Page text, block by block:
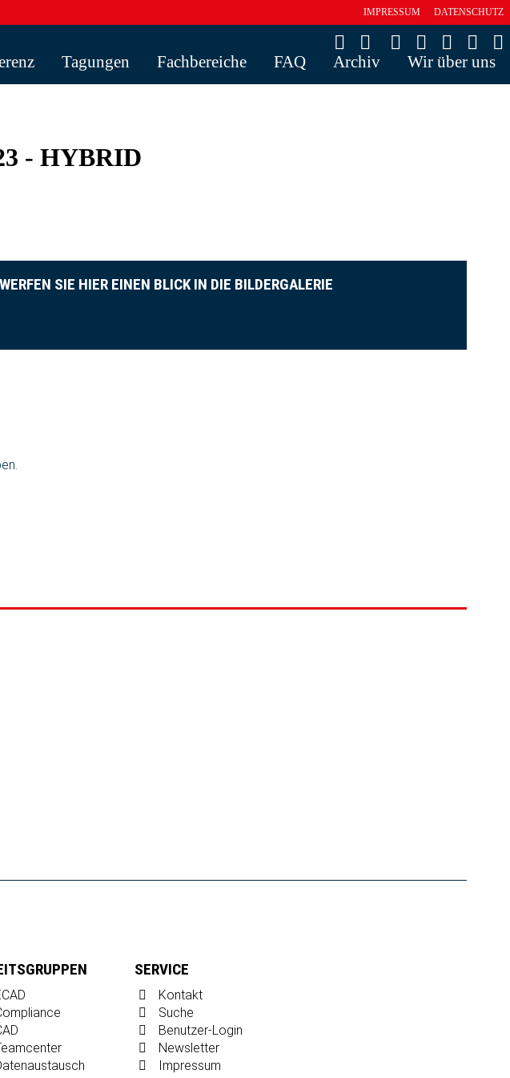
IMPRESSUM DATENSCHUTZ
Tagungen Fachbereiche FAQ Archiv Wir über uns
- HYBRID
WERFEN SIE HIER EINEN BLICK IN DIE BILDERGALERIE
SERVICE
Kontakt
Suche
Benutzer-Login
Newsletter
Impressum